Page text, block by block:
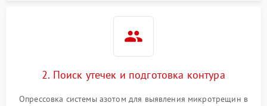
1800 ₽
2. Поиск утечек и подготовка контура
Опрессовка системы азотом для выявления микротрещин в